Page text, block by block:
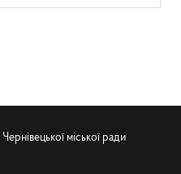
міської ради